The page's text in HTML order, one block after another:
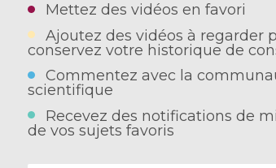
Mettez des vidéos en favori
Ajoutez des vidéos à regarder
conservez votre historique de
Commentez avec la
scientifique
Recevez des notifications de
de vos sujets favoris